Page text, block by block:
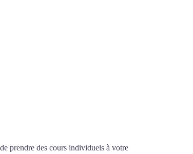
prendre des cours individuels à votre